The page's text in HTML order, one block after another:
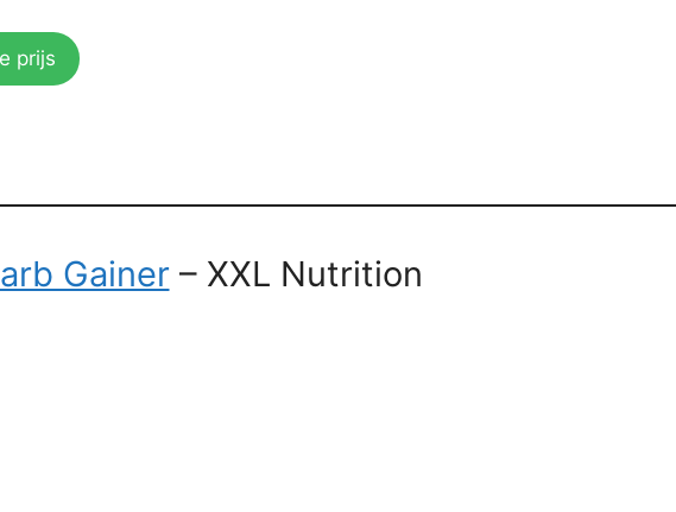
prijs
Gainer– XXL Nutrition